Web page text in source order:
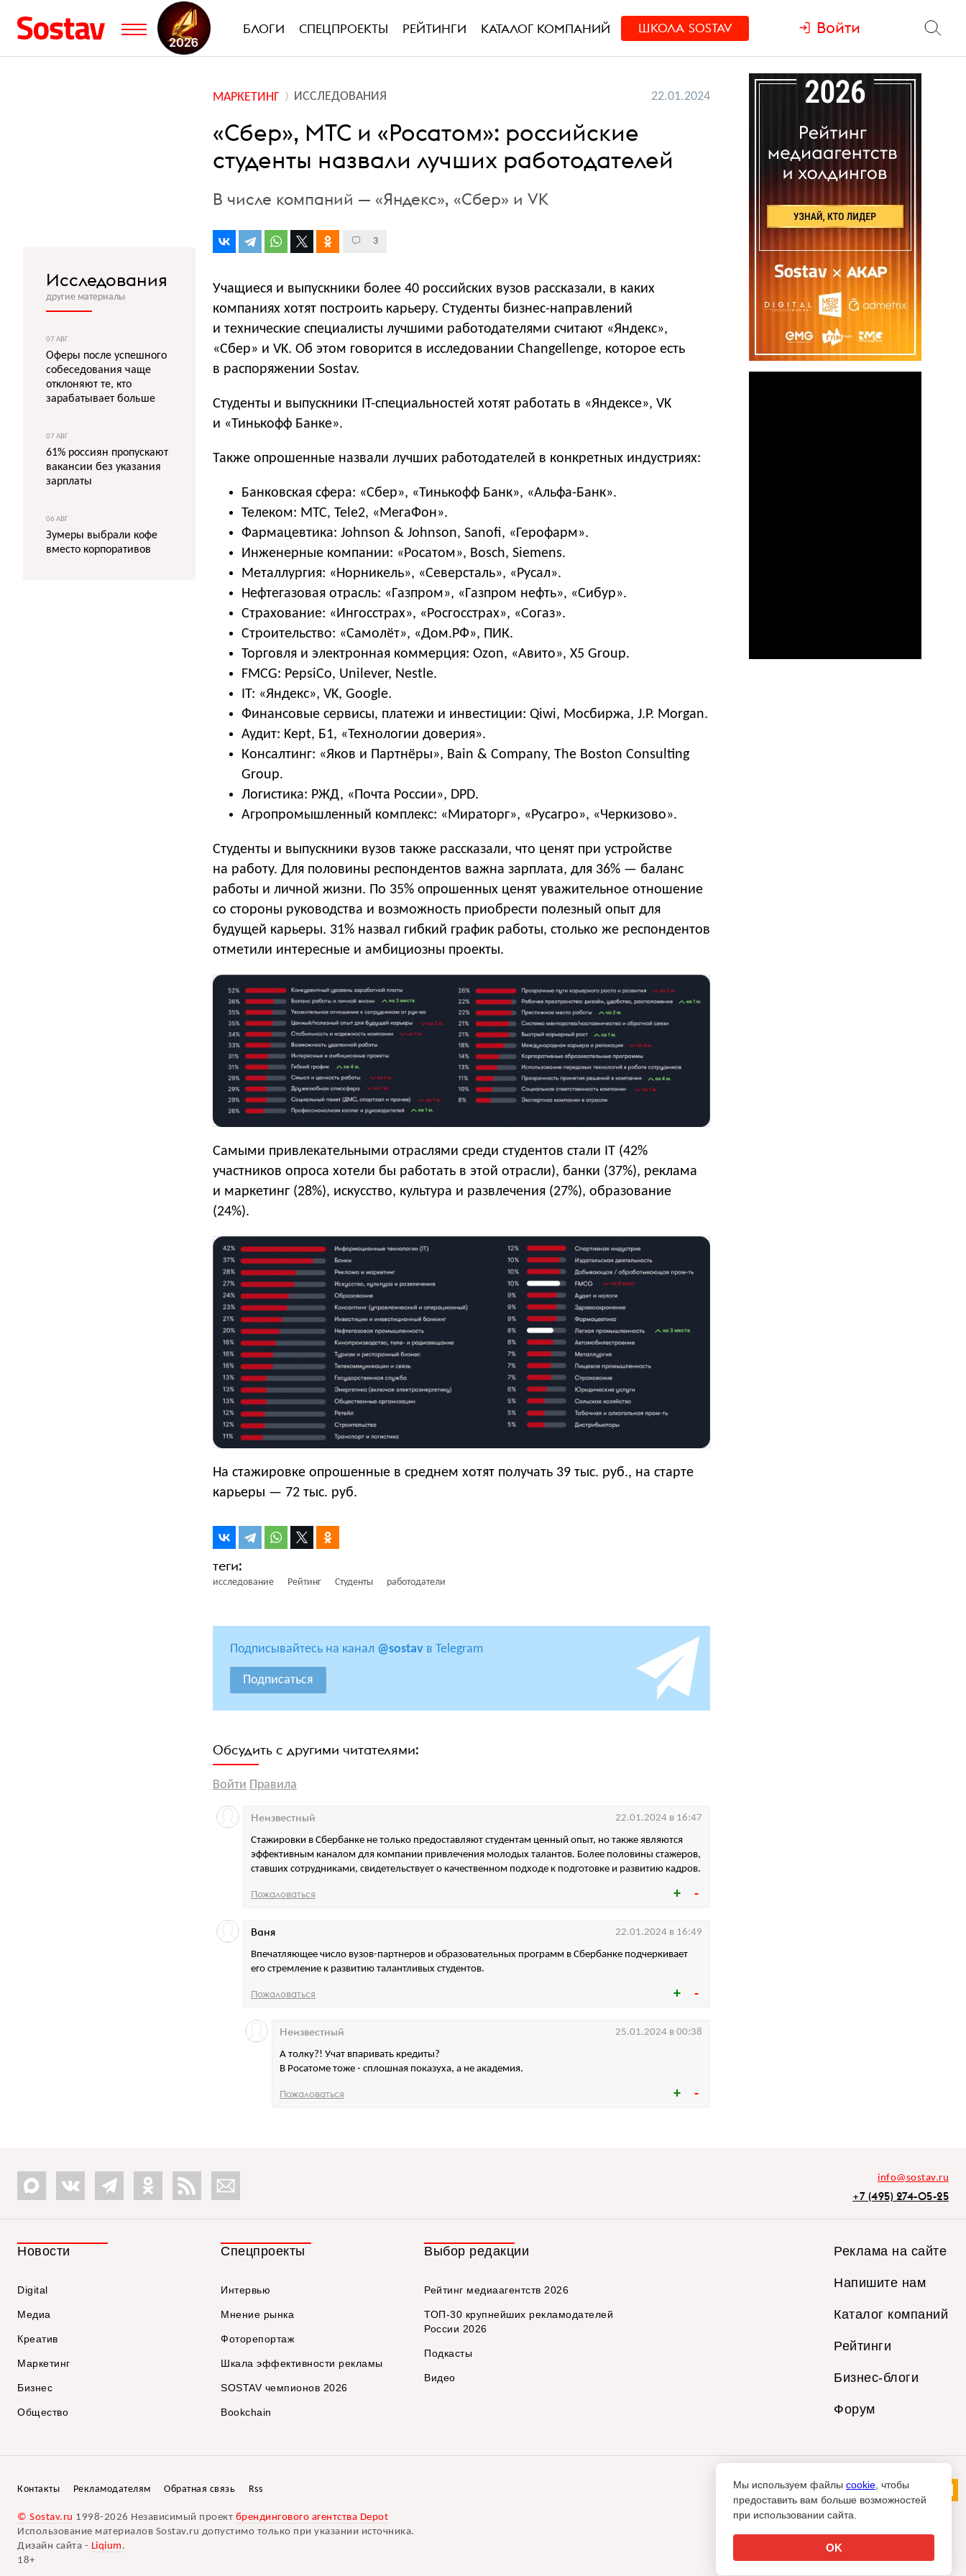
БЛОГИ СПЕЦПРОЕКТЫ РЕЙТИНГИ КАТАЛОГ КОМПАНИЙ ШКОЛА SOSTAV Войти
МАРКЕТИНГ ИССЛЕДОВАНИЯ 22.01.2024
«Сбер», МТС и «Росатом»: российские
студенты назвали лучших работодателей
В числе компаний — «Яндекс», «Сбер» и VK
3
Учащиеся и выпускники более 40 российских вузов рассказали, в каких
компаниях хотят построить карьеру. Студенты бизнес-направлений
и технические специалисты лучшими работодателями считают «Яндекс»,
«Сбер» и VK. Об этом говорится в исследовании Changellenge, которое есть
в распоряжении Sostav.
Студенты и выпускники IT-специальностей хотят работать в «Яндексе», VK
и «Тинькофф Банке».
Также опрошенные назвали лучших работодателей в конкретных индустриях:
Банковская сфера: «Сбер», «Тинькофф Банк», «Альфа-Банк».
Телеком: МТС, Tele2, «МегаФон».
Фармацевтика: Johnson & Johnson, Sanofi, «Герофарм».
Инженерные компании: «Росатом», Bosch, Siemens.
Металлургия: «Норникель», «Северсталь», «Русал».
Нефтегазовая отрасль: «Газпром», «Газпром нефть», «Сибур».
Страхование: «Ингосстрах», «Росгосстрах», «Согаз».
Строительство: «Самолёт», «Дом.РФ», ПИК.
Торговля и электронная коммерция: Ozon, «Авито», X5 Group.
FMCG: PepsiCo, Unilever, Nestle.
IT: «Яндекс», VK, Google.
Финансовые сервисы, платежи и инвестиции: Qiwi, Мосбиржа, J.P. Morgan.
Аудит: Kept, Б1, «Технологии доверия».
Консалтинг: «Яков и Партнёры», Bain & Company, The Boston Consulting
Group.
Логистика: РЖД, «Почта России», DPD.
Агропромышленный комплекс: «Мираторг», «Русагро», «Черкизово».
Студенты и выпускники вузов также рассказали, что ценят при устройстве
на работу. Для половины респондентов важна зарплата, для 36% — баланс
работы и личной жизни. По 35% опрошенных ценят уважительное отношение
со стороны руководства и возможность приобрести полезный опыт для
будущей карьеры. 31% назвал гибкий график работы, столько же респондентов
отметили интересные и амбициозны проекты.
Самыми привлекательными отраслями среди студентов стали IT (42%
участников опроса хотели бы работать в этой отрасли), банки (37%), реклама
и маркетинг (28%), искусство, культура и развлечения (27%), образование
(24%).
На стажировке опрошенные в среднем хотят получать 39 тыс. руб., на старте
карьеры — 72 тыс. руб.
исследование Рейтинг Студенты работодатели
Подписывайтесь на канал @sostav в Telegram
Подписаться
Обсудить с другими читателями:
Войти Правила
Стажировки в Сбербанке не только предоставляют студентам ценный опыт, но также являются
эффективным каналом для компании привлечения молодых талантов. Более половины стажеров,
ставших сотрудниками, свидетельствует о качественном подходе к подготовке и развитию кадров.
Неизвестный 22.01.2024 в 16:47
Пожаловаться
Впечатляющее число вузов-партнеров и образовательных программ в Сбербанке подчеркивает
его стремление к развитию талантливых студентов.
Ваня 22.01.2024 в 16:49
Пожаловаться
А толку?! Учат впаривать кредиты?
В Росатоме тоже - сплошная показуха, а не академия.
Неизвестный 25.01.2024 в 00:38
Пожаловаться
Исследования
другие материалы
07 АВГ
Оферы после успешного
собеседования чаще
отклоняют те, кто
зарабатывает больше
07 АВГ
61% россиян пропускают
вакансии без указания
зарплаты
06 АВГ
Зумеры выбрали кофе
вместо корпоративов
info@sostav.ru
+7 (495) 274-05-25
Новости
Digital
Медиа
Креатив
Маркетинг
Бизнес
Общество
Спецпроекты
Интервью
Мнение рынка
Фоторепортаж
Шкала эффективности рекламы
SOSTAV чемпионов 2026
Bookchain
Выбор редакции
Рейтинг медиаагентств 2026
ТОП-30 крупнейших рекламодателей
России 2026
Подкасты
Видео
Реклама на сайте
Напишите нам
Каталог компаний
Рейтинги
Бизнес-блоги
Форум
Контакты Рекламодателям Обратная связь Rss
© Sostav.ru 1998-2026 Независимый проект брендингового агентства Depot
Использование материалов Sostav.ru допустимо только при указании источника.
Дизайн сайта - Liqium .
18+
Мы используем файлы cookie , чтобы
предоставить вам больше возможностей
при использовании сайта.
OK